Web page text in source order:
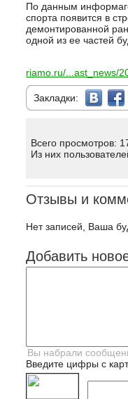
По данным
спорта появится в
демонтированной
одной из ее частей
riamo.ru/...ast_news/
Закладки:
Всего просмотров:
Из них
Отзывы и
Нет записей, Ваша
Добавить
Введите цифры с